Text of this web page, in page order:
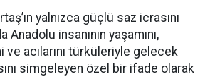
yalnızca güçlü saz icrasını
Anadolu insanının yaşamını,
acılarını türküleriyle gelecek
simgeleyen özel bir ifade olarak